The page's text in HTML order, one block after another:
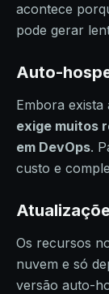
acontece
pode gerar
Auto-
Embora
exige muitos
em DevOps.
custo e
Os recursos
nuvem e só
versão auto-